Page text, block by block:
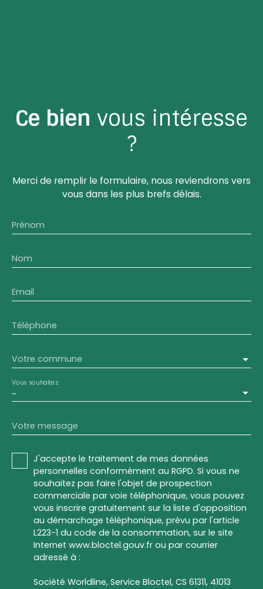
Ce bien vous intéresse
?
Merci de remplir le formulaire, nous reviendrons vers
vous dans les plus brefs délais.
Prénom
Nom
Email
Téléphone
Votre commune
-
Vous souhaitez
Votre message
J'accepte le traitement de mes données
personnelles conformément au RGPD. Si vous ne
souhaitez pas faire l'objet de prospection
commerciale par voie téléphonique, vous pouvez
vous inscrire gratuitement sur la liste d'opposition
au démarchage téléphonique, prévu par l'article
L223-1 du code de la consommation, sur le site
Internet www.bloctel.gouv.fr ou par courrier
adressé à :
Société Worldline, Service Bloctel, CS 61311, 41013